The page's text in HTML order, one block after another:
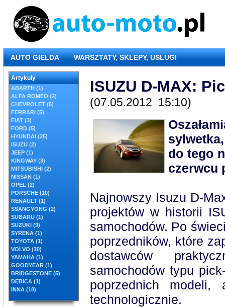
AUTO GIEŁDA WARSZTATY, SKLEPY, USŁUGI
Artykuły
ABARTH (1)
ALFA ROMEO (2)
CHEVROLET (5)
FERRARI (5)
FIAT (3)
FORD (5)
HYUNDAI (25)
ISUZU (2)
JEEP (1)
KINGWAY (3)
MITSUBISHI (2)
NISSAN (1)
OPEL (2)
PORSCHE (10)
RENAULT (1)
SSANGYONG (2)
SUBARU (1)
SUZUKI (9)
SYRENA (1)
TOYOTA (1)
VOLVO (10)
YAMAHA (1)
GOODYEAR (1)
BRIDGESTONE (5)
DĘBICA (1)
INNA (18)
ISUZU D-MAX:
(07.05.2012 15:10)
do tego
czerwcu
Najnowszy Isuzu D-
projektów w historii
samochodów. Po
poprzedników, które
dostawców
samochodów typu
poprzednich modeli,
technologicznie.